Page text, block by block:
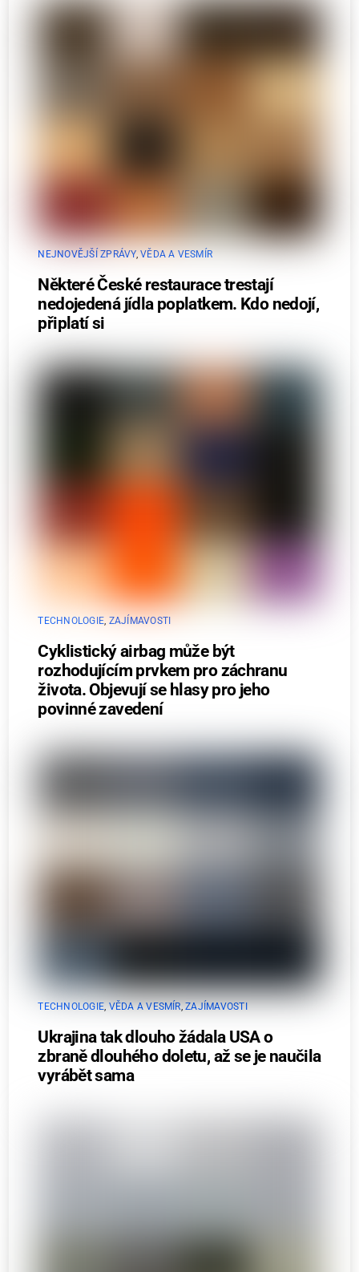
NEJNOVĚJŠÍ ZPRÁVY,VĚDA A VESMÍR
Některé České restaurace trestají
nedojedená jídla poplatkem. Kdo nedojí,
připlatí si
TECHNOLOGIE, ZAJÍMAVOSTI
Cyklistický airbag může být
rozhodujícím prvkem pro záchranu
života. Objevují se hlasy pro jeho
povinné zavedení
TECHNOLOGIE, VĚDA A VESMÍR,ZAJÍMAVOSTI
Ukrajina tak dlouho žádala USA o
zbraně dlouhého doletu, až se je naučila
vyrábět sama